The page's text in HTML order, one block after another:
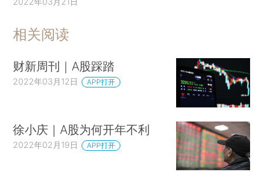
相关阅读
财新周刊｜A股踩踏
2022年03月12日 APP打开
徐小庆｜A股为何开年不利
2022年02月19日 APP打开